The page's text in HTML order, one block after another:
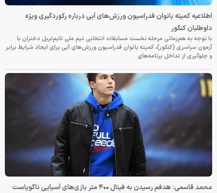
اطلاعیه کمیته بانوان فدراسیون ورزش‌های آبی درباره رکوردگیری ویژه
داوطلبان کنکور
با توجه به هم‌زمانی مرحله نخست مسابقات انتخابی تیم ملی تایم‌تریل دختران با
آزمون سراسری (کنکور)، کمیته بانوان فدراسیون ورزش‌های آبی برای ایجاد شرایط برابر
و جلوگیری از تداخل برنامه‌های
محمد قاسمی: هدفم رسیدن به فینال ۴۰۰ متر بازی‌های آسیایی ناگویاست